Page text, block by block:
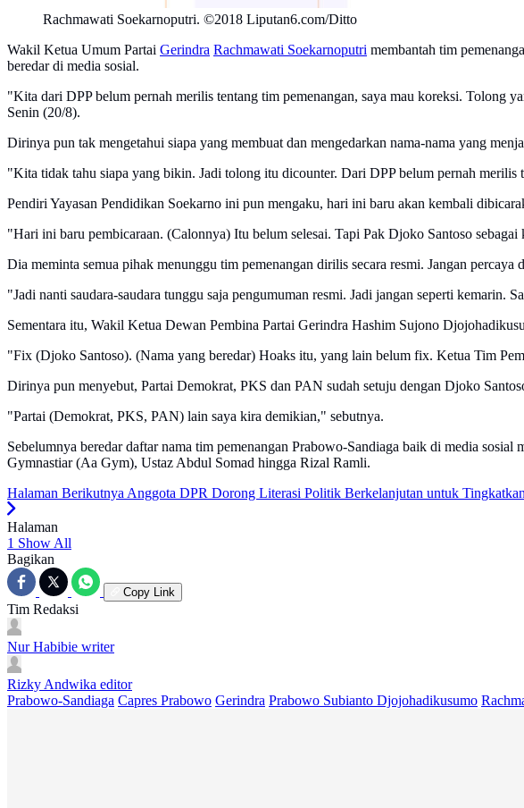
Rachmawati Soekarnoputri. ©2018 Liputan6.com/Ditto
Wakil Ketua Umum Partai Gerindra Rachmawati Soekarnoputri membantah tim
beredar di media sosial.
"Kita dari DPP belum pernah merilis tentang tim pemenangan, saya mau koreksi. Tolong
Senin (20/8).
Dirinya pun tak mengetahui siapa yang membuat dan mengedarkan nama-nama yang
"Kita tidak tahu siapa yang bikin. Jadi tolong itu dicounter. Dari DPP belum pernah
Pendiri Yayasan Pendidikan Soekarno ini pun mengaku, hari ini baru akan kembali
"Hari ini baru pembicaraan. (Calonnya) Itu belum selesai. Tapi Pak Djoko Santoso
Dia meminta semua pihak menunggu tim pemenangan dirilis secara resmi. Jangan percaya
"Jadi nanti saudara-saudara tunggu saja pengumuman resmi. Jadi jangan seperti kemarin.
Sementara itu, Wakil Ketua Dewan Pembina Partai Gerindra Hashim Sujono
"Fix (Djoko Santoso). (Nama yang beredar) Hoaks itu, yang lain belum fix. Ketua Tim
Dirinya pun menyebut, Partai Demokrat, PKS dan PAN sudah setuju dengan Djoko
"Partai (Demokrat, PKS, PAN) lain saya kira demikian," sebutnya.
Sebelumnya beredar daftar nama tim pemenangan Prabowo-Sandiaga baik di media
Gymnastiar (Aa Gym), Ustaz Abdul Somad hingga Rizal Ramli.
Halaman Berikutnya Anggota DPR Dorong Literasi Politik Berkelanjutan untuk
Halaman
1 Show All
Bagikan
Copy Link
Tim Redaksi
Nur Habibie writer
Rizky Andwika editor
Prabowo-Sandiaga Capres Prabowo Gerindra Prabowo Subianto Djojohadikusumo